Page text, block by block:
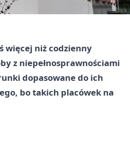
więcej niż codzienny
z niepełnosprawnościami
dopasowane do ich
bo takich placówek na